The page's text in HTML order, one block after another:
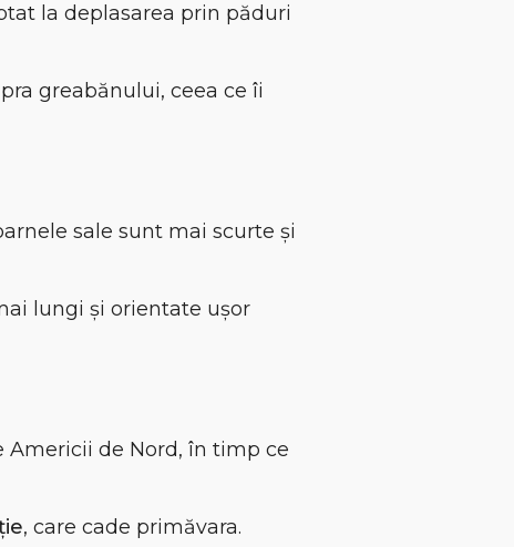
la deplasarea prin păduri
greabănului, ceea ce îi
sale sunt mai scurte și
lungi și orientate ușor
Americii de Nord, în timp ce
, care cade primăvara.